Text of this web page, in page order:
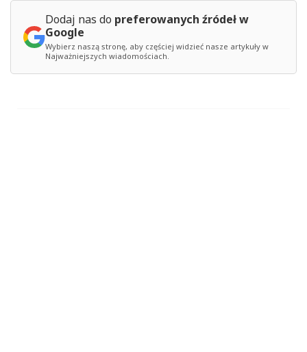
Dodaj nas do preferowanych źródeł w
Google
Wybierz naszą stronę, aby częściej widzieć nasze artykuły w
Najważniejszych wiadomościach.